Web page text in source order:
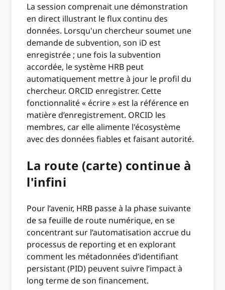
La session comprenait une démonstration
en direct illustrant le flux continu des
données. Lorsqu'un chercheur soumet une
demande de subvention, son iD est
enregistrée ; une fois la subvention
accordée, le système HRB peut
automatiquement mettre à jour le profil du
chercheur. ORCID enregistrer. Cette
fonctionnalité « écrire » est la référence en
matière d’enregistrement. ORCID les
membres, car elle alimente l'écosystème
avec des données fiables et faisant autorité.
La route (carte) continue à
l'infini
Pour l’avenir, HRB passe à la phase suivante
de sa feuille de route numérique, en se
concentrant sur l’automatisation accrue du
processus de reporting et en explorant
comment les métadonnées d’identifiant
persistant (PID) peuvent suivre l’impact à
long terme de son financement.